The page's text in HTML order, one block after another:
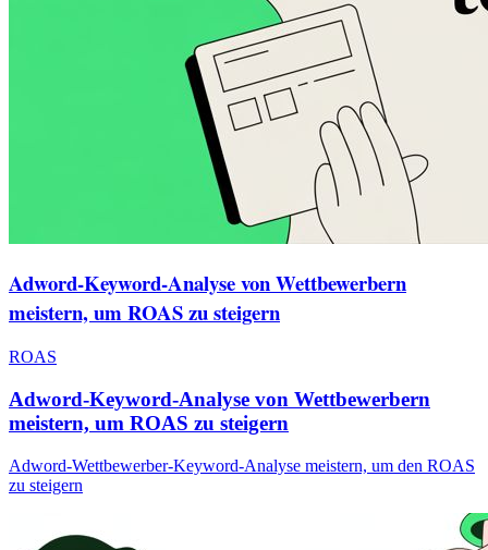
Adword-Keyword-Analyse von Wettbewerbern
meistern, um ROAS zu steigern
ROAS
Adword-Keyword-Analyse von Wettbewerbern
meistern, um ROAS zu steigern
Adword-Wettbewerber-Keyword-Analyse meistern, um den ROAS
zu steigern